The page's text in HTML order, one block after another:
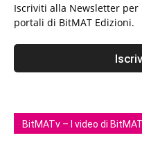
Iscriviti alla Newsletter
portali di BitMAT Edizioni.
BitMATv – I video di BitMAT